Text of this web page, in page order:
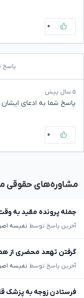
۰
پاسخ
۵ سال پیش
پاسخ شما به ادعای
۰
مشاوره‌های حقوقی
جمله پرونده مقید به
آخرین پاسخ توسط نفیسه
گرفتن تهعد محضری از
آخرین پاسخ توسط نفیسه
فرستادن زوجه به پزشک